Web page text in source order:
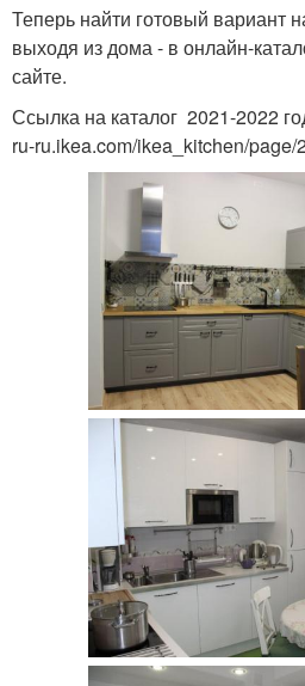
Теперь найти готовый вариант
выходя из дома - в онлайн-
сайте.
Ссылка на каталог 2021-2022
ru-ru.ikea.com/ikea_kitchen/page/